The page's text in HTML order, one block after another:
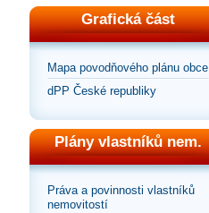
Grafická část
Mapa povodňového plánu obce
dPP České republiky
Plány vlastníků nem.
Práva a povinnosti vlastníků
nemovitostí